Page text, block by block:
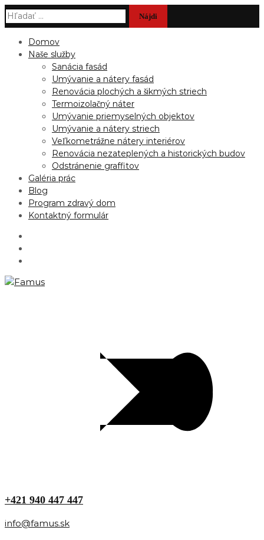
Hľadať:
Domov
Naše služby
Sanácia fasád
Umývanie a nátery fasád
Renovácia plochých a šikmých striech
Termoizolačný náter
Umývanie priemyselných objektov
Umývanie a nátery striech
Veľkometrážne nátery interiérov
Renovácia nezateplených a historických budov
Odstránenie graffitov
Galéria prác
Blog
Program zdravý dom
Kontaktný formulár
+421 940 447 447
info@famus.sk